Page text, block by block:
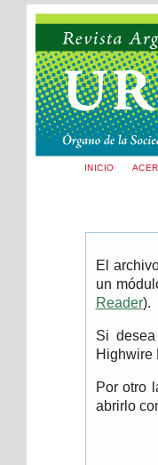
INICIO
El
un
Reader).
Si
Highwire
Por otro
abrirlo